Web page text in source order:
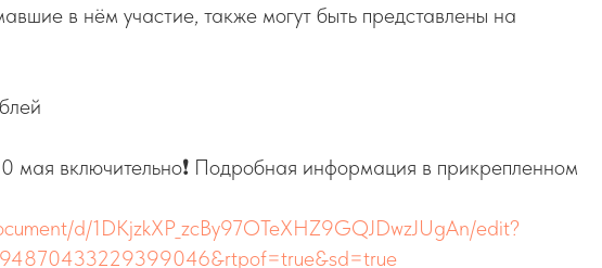
в нём участие, также могут быть представлены на
мая включительно❗ Подробная информация в прикрепленном
d/1DKjzkXP_zcBy97OTeXHZ9GQJDwzJUgAn/edit?